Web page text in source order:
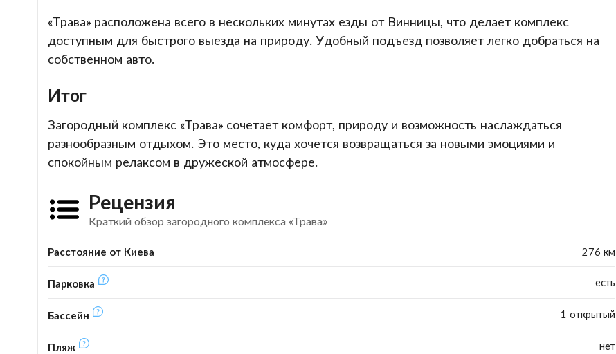
«Трава» расположена всего в нескольких минутах езды от Винницы, что делает комплекс
доступным для быстрого выезда на природу. Удобный подъезд позволяет легко добраться на
собственном авто.
Итог
Загородный комплекс «Трава» сочетает комфорт, природу и возможность наслаждаться
разнообразным отдыхом. Это место, куда хочется возвращаться за новыми эмоциями и
спокойным релаксом в дружеской атмосфере.
Рецензия
Краткий обзор загородного комплекса «Трава»
Расстояние от Киева 276 км
Парковка есть
Бассейн 1 открытый
Пляж нет